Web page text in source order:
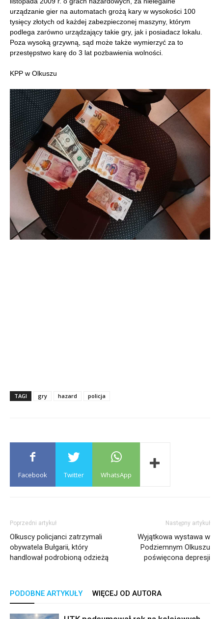
urządzanie gier na automatach grożą kary w wysokości 100
tysięcy złotych od każdej zabezpieczonej maszyny, którym
podlega zarówno urządzający takie gry, jak i posiadacz lokalu.
Poza wysoką grzywną, sąd może także wymierzyć za to
przestępstwo karę do 3 lat pozbawienia wolności.
KPP w Olkuszu
TAGI gry hazard policja
Facebook Twitter WhatsApp
Poprzedni artykuł
Olkuscy policjanci zatrzymali
obywatela Bułgarii, który
handlował podrobioną odzieżą
Następny artykuł
Wyjątkowa wystawa w
Podziemnym Olkuszu
poświęcona depresji
PODOBNE ARTYKUŁY WIĘCEJ OD AUTORA